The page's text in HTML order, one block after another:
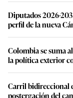
Diputados 2026-
perfil de la nueva
Colombia se suma
la política exterior
Carril bidireccional
postergación del